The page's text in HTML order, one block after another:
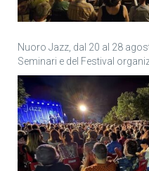
Nuoro Jazz, dal 20 al 28
Seminari e del Festival